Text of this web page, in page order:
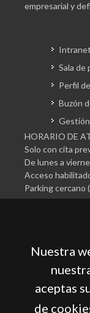
empresarial y
Intranet
Sala de
Perfil
Buzón
HORARIO DE
Solo con cita
De lunes a
Acceso
Parking cercano
Cámara
Nuestra
aceptas
de